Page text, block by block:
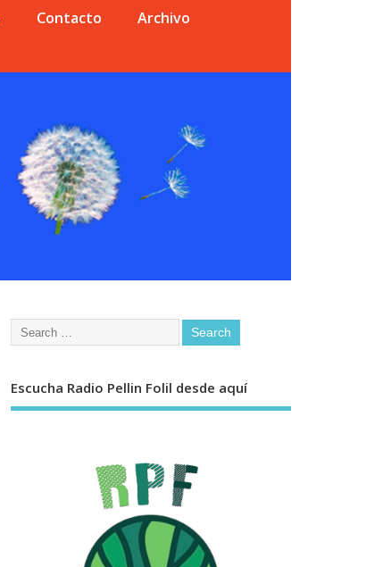
Contacto
Archivo
Escucha Radio Pellin Folil desde aquí